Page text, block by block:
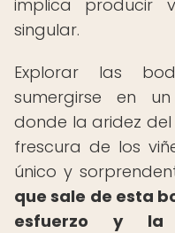
implica producir
singular.
Explorar las
sumergirse en
donde la aridez
frescura de los
único y
que sale de esta
esfuerzo y la